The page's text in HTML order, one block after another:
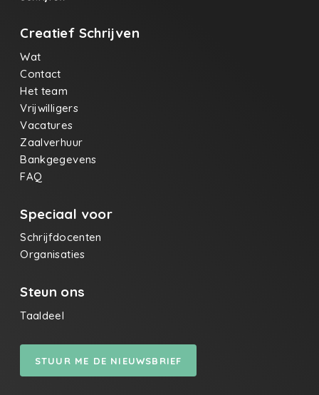
Creatief Schrijven
Wat
Contact
Het team
Vrijwilligers
Vacatures
Zaalverhuur
Bankgegevens
FAQ
Speciaal voor
Schrijfdocenten
Organisaties
Steun ons
Taaldeel
STUUR ME DE NIEUWSBRIEF